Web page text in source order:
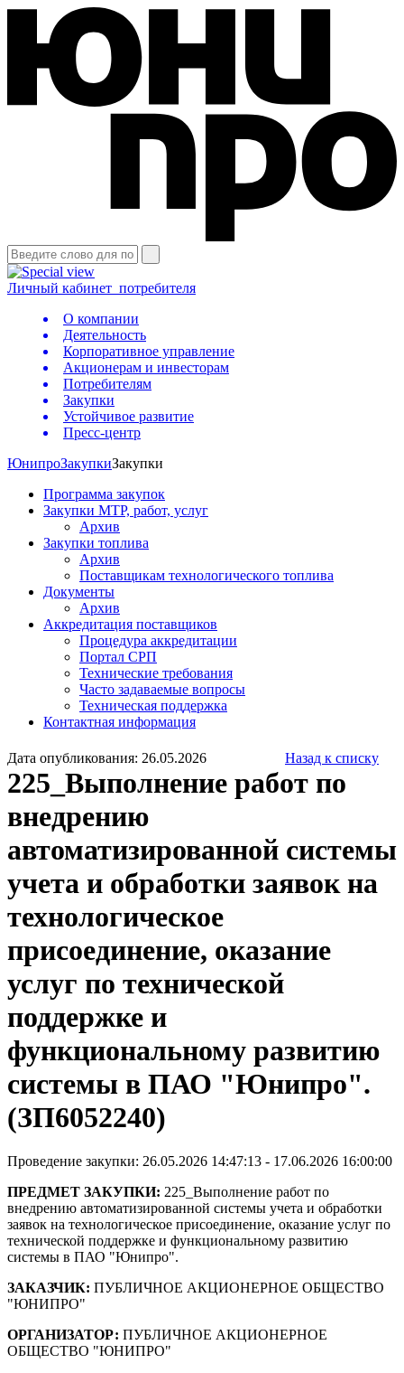
Личный кабинет потребителя
О компании
Деятельность
Корпоративное управление
Акционерам и инвесторам
Потребителям
Закупки
Устойчивое развитие
Пресс-центр
ЮнипроЗакупкиЗакупки
Программа закупок
Закупки МТР, работ, услуг
Архив
Закупки топлива
Архив
Поставщикам технологического топлива
Документы
Архив
Аккредитация поставщиков
Процедура аккредитации
Портал СРП
Технические требования
Часто задаваемые вопросы
Техническая поддержка
Контактная информация
Дата опубликования: 26.05.2026 Назад к списку
225_Выполнение работ по
внедрению
автоматизированной системы
учета и обработки заявок на
технологическое
присоединение, оказание
услуг по технической
поддержке и
функциональному развитию
системы в ПАО "Юнипро".
(ЗП6052240)
Проведение закупки: 26.05.2026 14:47:13 - 17.06.2026 16:00:00
ПРЕДМЕТ ЗАКУПКИ: 225_Выполнение работ по
внедрению автоматизированной системы учета и обработки
заявок на технологическое присоединение, оказание услуг по
технической поддержке и функциональному развитию
системы в ПАО "Юнипро".
ЗАКАЗЧИК: ПУБЛИЧНОЕ АКЦИОНЕРНОЕ ОБЩЕСТВО
"ЮНИПРО"
ОРГАНИЗАТОР: ПУБЛИЧНОЕ АКЦИОНЕРНОЕ
ОБЩЕСТВО "ЮНИПРО"